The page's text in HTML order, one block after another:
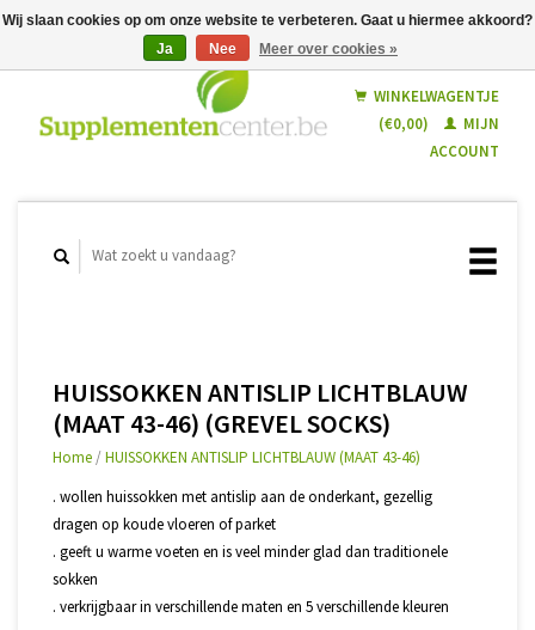
Nederlands
WINKELWAGENTJE
(€0,00)
MIJN
ACCOUNT
HUISSOKKEN ANTISLIP LICHTBLAUW
(MAAT 43-46) (GREVEL SOCKS)
Home /HUISSOKKEN ANTISLIP LICHTBLAUW (MAAT 43-46)
. wollen huissokken met antislip aan de onderkant, gezellig
dragen op koude vloeren of parket
. geeft u warme voeten en is veel minder glad dan traditionele
sokken
. verkrijgbaar in verschillende maten en 5 verschillende kleuren
Wij slaan cookies op om onze website te verbeteren. Gaat u hiermee akkoord?
Ja
Nee Meer over cookies »